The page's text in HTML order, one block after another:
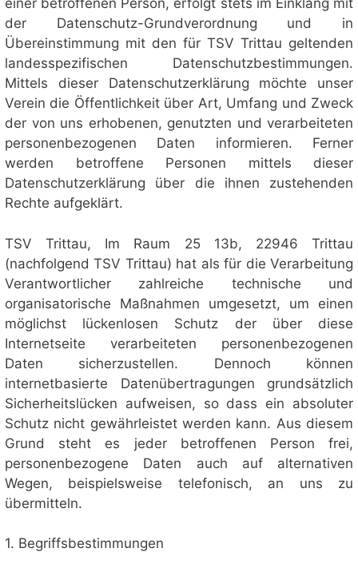
einer betroffenen Person, erfolgt stets im Einklang mit
der Datenschutz-Grundverordnung und in
Übereinstimmung mit den für TSV Trittau geltenden
landesspezifischen Datenschutzbestimmungen.
Mittels dieser Datenschutzerklärung möchte unser
Verein die Öffentlichkeit über Art, Umfang und Zweck
der von uns erhobenen, genutzten und verarbeiteten
personenbezogenen Daten informieren. Ferner
werden betroffene Personen mittels dieser
Datenschutzerklärung über die ihnen zustehenden
Rechte aufgeklärt.
TSV Trittau, Im Raum 25 13b, 22946 Trittau
(nachfolgend TSV Trittau) hat als für die Verarbeitung
Verantwortlicher zahlreiche technische und
organisatorische Maßnahmen umgesetzt, um einen
möglichst lückenlosen Schutz der über diese
Internetseite verarbeiteten personenbezogenen
Daten sicherzustellen. Dennoch können
internetbasierte Datenübertragungen grundsätzlich
Sicherheitslücken aufweisen, so dass ein absoluter
Schutz nicht gewährleistet werden kann. Aus diesem
Grund steht es jeder betroffenen Person frei,
personenbezogene Daten auch auf alternativen
Wegen, beispielsweise telefonisch, an uns zu
übermitteln.
1. Begriffsbestimmungen